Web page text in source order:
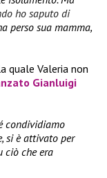
ho saputo di
perso sua mamma,
quale Valeria non
Gianluigi
condividiamo
si è attivato per
ciò che era